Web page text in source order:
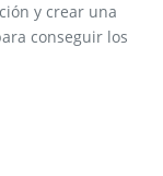
y crear una
conseguir los